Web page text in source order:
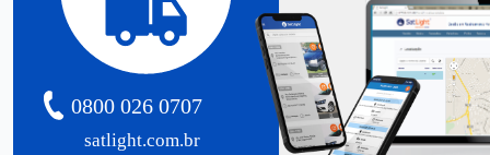
satlight.com.br
0800 026 0707